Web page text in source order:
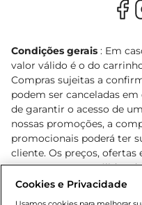
Condições gerais : Em
valor válido é o do
Compras sujeitas a
podem ser canceladas
de garantir o acesso de
nossas promoções, a
promocionais poderá ter
cliente. Os preços, ofertas
o e-commerce e válidos
sofrer alterações sem
Cookies e Privacidade